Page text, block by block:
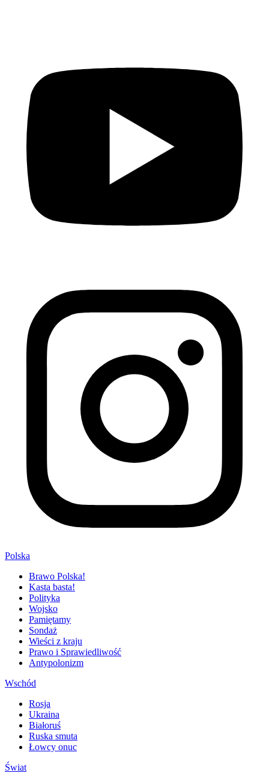
Polska
Brawo Polska!
Kasta basta!
Polityka
Wojsko
Pamiętamy
Sondaż
Wieści z kraju
Prawo i Sprawiedliwość
Antypolonizm
Wschód
Rosja
Ukraina
Białoruś
Ruska smuta
Łowcy onuc
Świat